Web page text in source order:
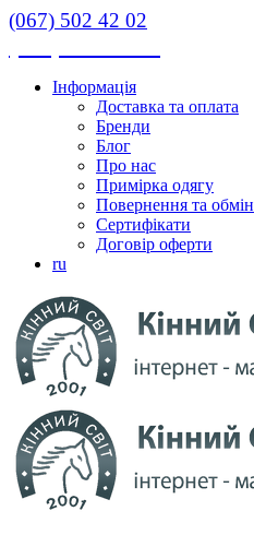
(067) 502 42 02
Інформація
Доставка та оплата
Бренди
Блог
Про нас
Примірка одягу
Повернення та обмін
Сертифікати
Договір оферти
ru